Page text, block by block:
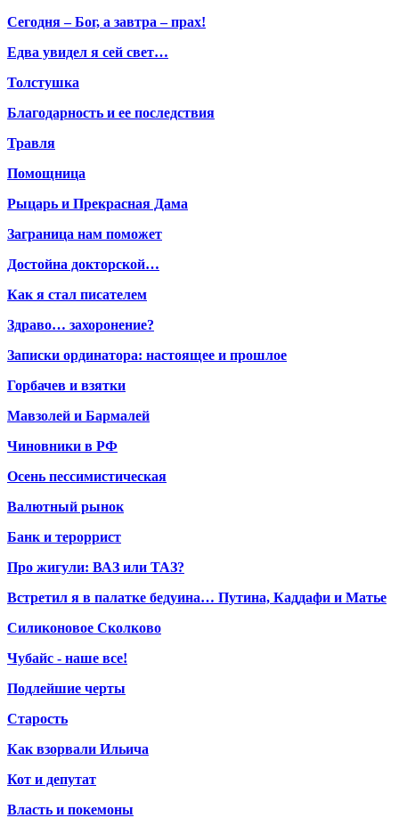
Сегодня – Бог, а завтра – прах!
Едва увидел я сей свет…
Толстушка
Благодарность и ее последствия
Травля
Помощница
Рыцарь и Прекрасная Дама
Заграница нам поможет
Достойна докторской…
Как я стал писателем
Здраво… захоронение?
Записки ординатора: настоящее и прошлое
Горбачев и взятки
Мавзолей и Бармалей
Чиновники в РФ
Осень пессимистическая
Валютный рынок
Банк и тероррист
Про жигули: ВАЗ или ТАЗ?
Встретил я в палатке бедуина… Путина, Каддафи и Матье
Силиконовое Сколково
Чубайс - наше все!
Подлейшие черты
Старость
Как взорвали Ильича
Кот и депутат
Власть и покемоны